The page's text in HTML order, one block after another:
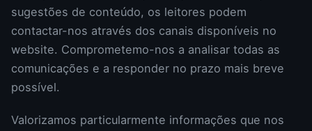
sugestões de conteúdo, os leitores podem
contactar-nos através dos canais disponíveis no
website. Comprometemo-nos a analisar todas as
comunicações e a responder no prazo mais breve
possível.
Valorizamos particularmente informações que nos